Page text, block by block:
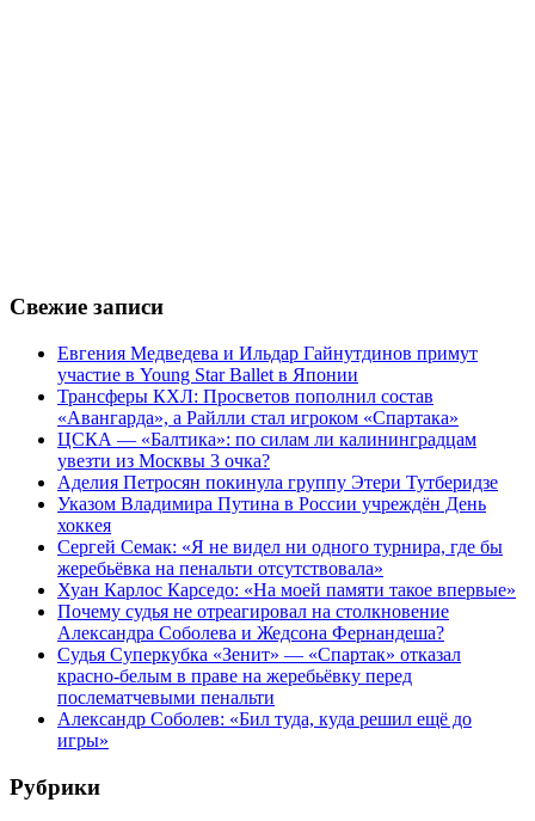
Свежие записи
Евгения Медведева и Ильдар Гайнутдинов примут
участие в Young Star Ballet в Японии
Трансферы КХЛ: Просветов пополнил состав
«Авангарда», а Райлли стал игроком «Спартака»
ЦСКА — «Балтика»: по силам ли калининградцам
увезти из Москвы 3 очка?
Аделия Петросян покинула группу Этери Тутберидзе
Указом Владимира Путина в России учреждён День
хоккея
Сергей Семак: «Я не видел ни одного турнира, где бы
жеребьёвка на пенальти отсутствовала»
Хуан Карлос Карседо: «На моей памяти такое впервые»
Почему судья не отреагировал на столкновение
Александра Соболева и Жедсона Фернандеша?
Судья Суперкубка «Зенит» — «Спартак» отказал
красно-белым в праве на жеребьёвку перед
послематчевыми пенальти
Александр Соболев: «Бил туда, куда решил ещё до
игры»
Рубрики